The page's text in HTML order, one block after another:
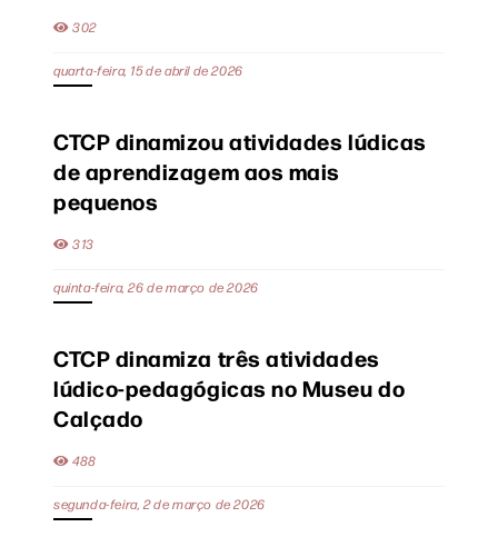
302
quarta-feira, 15 de abril de 2026
CTCP dinamizou atividades lúdicas
de aprendizagem aos mais
pequenos
313
quinta-feira, 26 de março de 2026
CTCP dinamiza três atividades
lúdico-pedagógicas no Museu do
Calçado
488
segunda-feira, 2 de março de 2026